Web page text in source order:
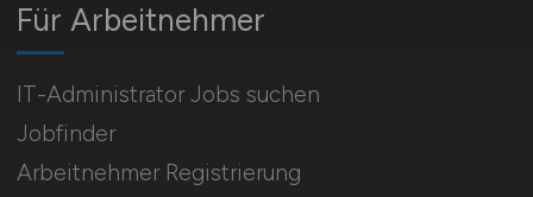
Für Arbeitnehmer
IT-Administrator Jobs suchen
Jobfinder
Arbeitnehmer Registrierung